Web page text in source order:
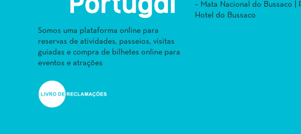
Somos uma plataforma online para
reservas de atividades, passeios, visitas
guiadas e compra de bilhetes online para
eventos e atrações
– Mata Nacional do Bussaco |
Hotel do Bussaco